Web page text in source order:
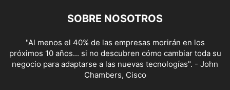
SOBRE NOSOTROS
"Al menos el 40% de las empresas morirán en los
próximos 10 años... si no descubren cómo cambiar toda su
negocio para adaptarse a las nuevas tecnologías". - John
Chambers, Cisco